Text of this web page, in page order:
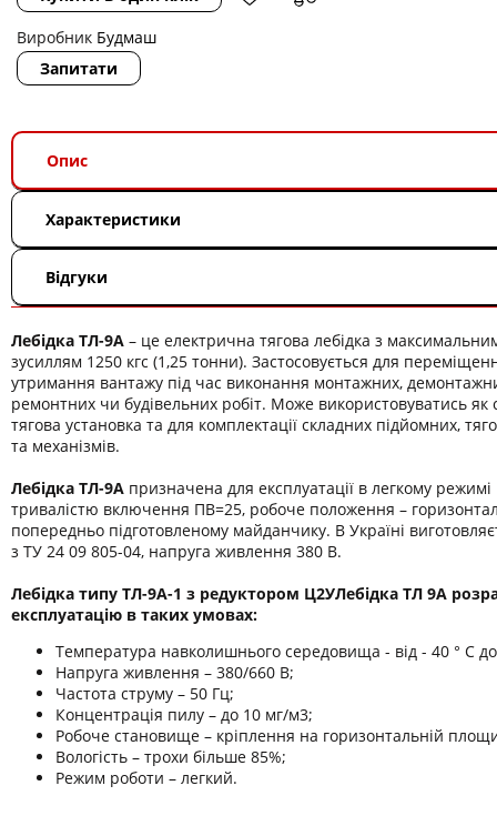
Виробник Будмаш
Запитати
Опис
Характеристики
Відгуки
Лебідка ТЛ-9А – це електрична тягова лебідка з
зусиллям 1250 кгс (1,25 тонни). Застосовується для
утримання вантажу під час виконання монтажних,
ремонтних чи будівельних робіт. Може використовуватись як
тягова установка та для комплектації складних підйомних,
та механізмів.
Лебідка ТЛ-9А призначена для експлуатації в легкому
тривалістю включення ПВ=25, робоче положення –
попередньо підготовленому майданчику. В Україні
з ТУ 24 09 805-04, напруга живлення 380 В.
Лебідка типу ТЛ-9А-1 з редуктором Ц2УЛебідка ТЛ 9А
експлуатацію в таких умовах:
Температура навколишнього середовища - від - 40 ° С
Напруга живлення – 380/660 В;
Частота струму – 50 Гц;
Концентрація пилу – до 10 мг/м3;
Робоче становище – кріплення на горизонтальній
Вологість – трохи більше 85%;
Режим роботи – легкий.